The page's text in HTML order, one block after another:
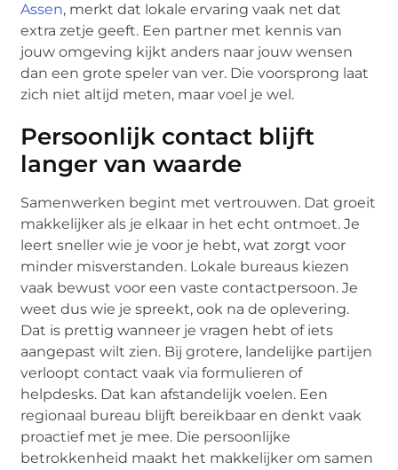
Assen, merkt dat lokale ervaring vaak net dat
extra zetje geeft. Een partner met kennis van
jouw omgeving kijkt anders naar jouw wensen
dan een grote speler van ver. Die voorsprong laat
zich niet altijd meten, maar voel je wel.
Persoonlijk contact blijft
langer van waarde
Samenwerken begint met vertrouwen. Dat groeit
makkelijker als je elkaar in het echt ontmoet. Je
leert sneller wie je voor je hebt, wat zorgt voor
minder misverstanden. Lokale bureaus kiezen
vaak bewust voor een vaste contactpersoon. Je
weet dus wie je spreekt, ook na de oplevering.
Dat is prettig wanneer je vragen hebt of iets
aangepast wilt zien. Bij grotere, landelijke partijen
verloopt contact vaak via formulieren of
helpdesks. Dat kan afstandelijk voelen. Een
regionaal bureau blijft bereikbaar en denkt vaak
proactief met je mee. Die persoonlijke
betrokkenheid maakt het makkelijker om samen